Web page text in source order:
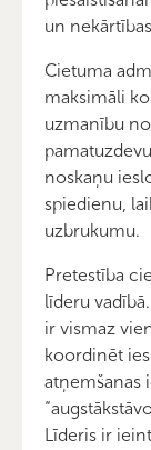
un
Cietuma
maksimāli
uzmanību
noskaņu
spiedienu,
uzbrukumu.
Pretestība
līderu
ir vismaz
koordinēt
atņemšanas
Līderis ir